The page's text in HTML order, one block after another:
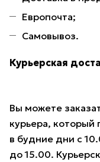
Европочта;
Самовывоз.
Курьерская
Вы можете
курьера, который
в будние дни с
до 15.00.